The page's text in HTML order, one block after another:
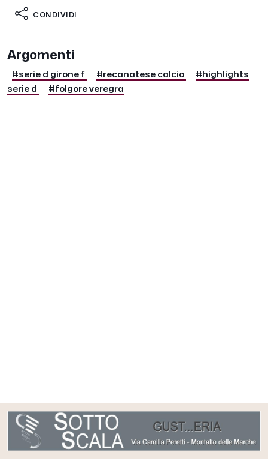
CONDIVIDI
Argomenti
#serie d girone f #recanatese calcio
#highlights
serie d
#folgore veregra